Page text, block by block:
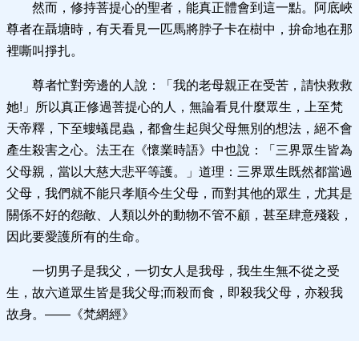
然而，修持菩提心的聖者，能真正體會到這一點。阿底峽
尊者在聶塘時，有天看見一匹馬將脖子卡在樹中，拚命地在那
裡嘶叫掙扎。
尊者忙對旁邊的人說：「我的老母親正在受苦，請快救救
她!」所以真正修過菩提心的人，無論看見什麼眾生，上至梵
天帝釋，下至螻蟻昆蟲，都會生起與父母無別的想法，絕不會
產生殺害之心。法王在《懷業時語》中也說：「三界眾生皆為
父母親，當以大慈大悲平等護。」道理：三界眾生既然都當過
父母，我們就不能只孝順今生父母，而對其他的眾生，尤其是
關係不好的怨敵、人類以外的動物不管不顧，甚至肆意殘殺，
因此要愛護所有的生命。
一切男子是我父，一切女人是我母，我生生無不從之受
生，故六道眾生皆是我父母;而殺而食，即殺我父母，亦殺我
故身。——《梵網經》